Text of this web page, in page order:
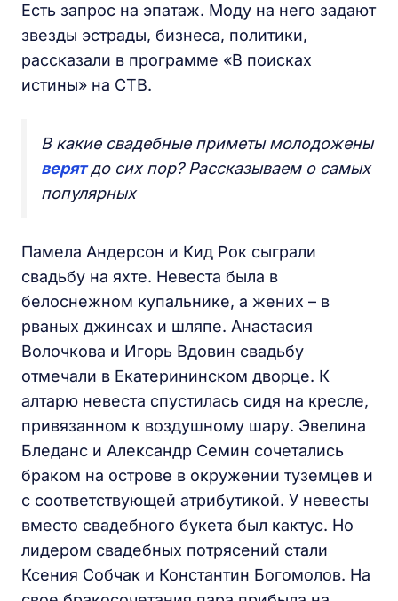
Есть запрос на эпатаж. Моду на него задают
звезды эстрады, бизнеса, политики,
рассказали в программе «В поисках
истины» на СТВ.
В какие свадебные приметы молодожены
верятдо сих пор? Рассказываем о самых
популярных
Памела Андерсон и Кид Рок сыграли
свадьбу на яхте. Невеста была в
белоснежном купальнике, а жених – в
рваных джинсах и шляпе. Анастасия
Волочкова и Игорь Вдовин свадьбу
отмечали в Екатерининском дворце. К
алтарю невеста спустилась сидя на кресле,
привязанном к воздушному шару. Эвелина
Бледанс и Александр Семин сочетались
браком на острове в окружении туземцев и
с соответствующей атрибутикой. У невесты
вместо свадебного букета был кактус. Но
лидером свадебных потрясений стали
Ксения Собчак и Константин Богомолов. На